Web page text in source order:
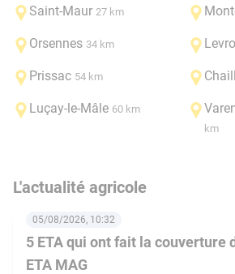
Saint-Maur 27 km
Orsennes 34 km
Prissac 54 km
Luçay-le-Mâle 60 km
km
L'actualité agricole
5 ETA qui ont fait la couverture
ETA MAG
05/08/2026, 10:32